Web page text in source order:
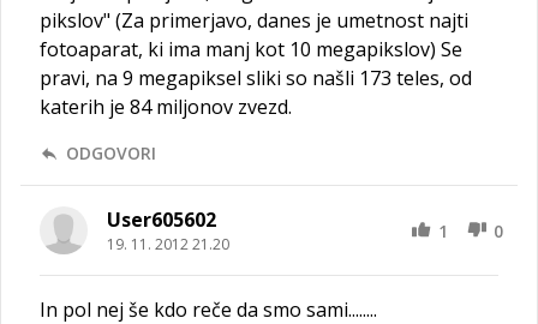
pikslov" (Za primerjavo, danes je umetnost najti
fotoaparat, ki ima manj kot 10 megapikslov) Se
pravi, na 9 megapiksel sliki so našli 173 teles, od
katerih je 84 miljonov zvezd.
ODGOVORI
User605602
19. 11. 2012 21.20
1 0
In pol nej še kdo reče da smo sami........